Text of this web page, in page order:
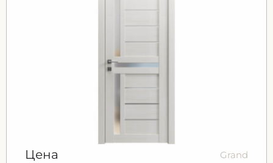
Цена Grand